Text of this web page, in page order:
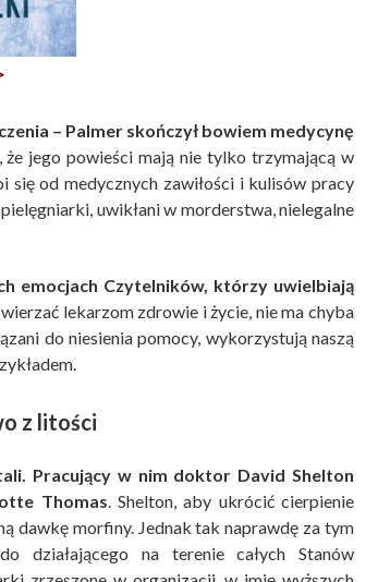
– Palmer skończył bowiem medycynę
że jego powieści mają nie tylko trzymającą w
się od medycznych zawiłości i kulisów pracy
uwikłani w morderstwa, nielegalne
emocjach Czytelników, którzy uwielbiają
lekarzom zdrowie i życie, nie ma chyba
do niesienia pomocy, wykorzystują naszą
z litości
Pracujący w nim doktor David Shelton
Thomas. Shelton, aby ukrócić cierpienie
dawkę morfiny. Jednak tak naprawdę za tym
działającego na terenie całych Stanów